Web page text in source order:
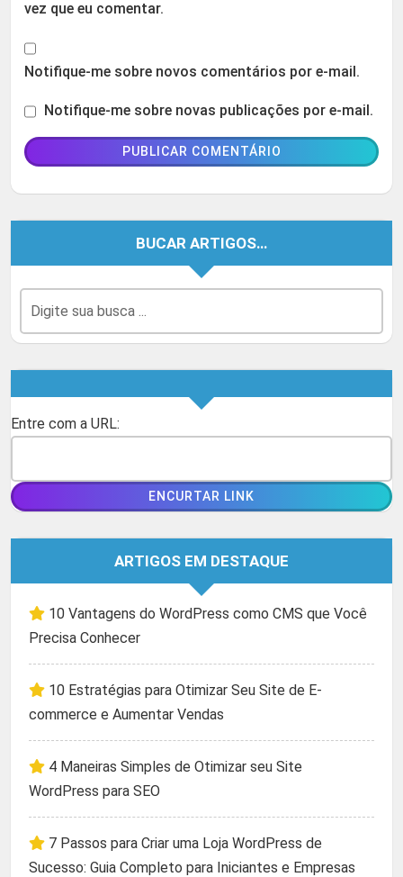
vez que eu comentar.
Notifique-me sobre novos comentários por e-mail.
Notifique-me sobre novas publicações por e-mail.
BUCAR ARTIGOS…
Entre com a URL:
ARTIGOS EM DESTAQUE
10 Vantagens do WordPress como CMS que Você
Precisa Conhecer
10 Estratégias para Otimizar Seu Site de E-
commerce e Aumentar Vendas
4 Maneiras Simples de Otimizar seu Site
WordPress para SEO
7 Passos para Criar uma Loja WordPress de
Sucesso: Guia Completo para Iniciantes e Empresas